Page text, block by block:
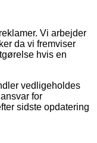
Vi arbejder
da vi fremviser
hvis en
vedligeholdes
for
sidste opdatering